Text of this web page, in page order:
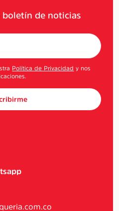
boletín de noticias
Política de Privacidad y nos